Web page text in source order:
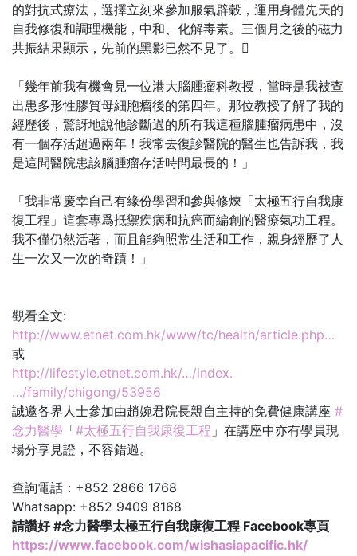
的對抗式療法，選擇立刻來參加服氣辟穀，運用身體先天的
自我修復和調理機能，中和、化解毒素。三個月之後的磁力
共振結果顯示，先前的黑影已然不見了。
「幾年前我有機會見一位港大腦腫瘤科教授，當時是我被查
出患多形性膠質母細胞瘤後的第四年。那位教授了解了我的
經歷後，驚訝地說他診斷過的所有我這種腦腫瘤病患中，沒
有一個存活超過兩年！我常去復診醫院的醫生也告訴我，我
是這間醫院患該腦腫瘤存活時間最長的！」
「我非常慶幸自己有緣份學習和參與修煉「太極五行自我康
復工程」這套專爲抵禦疾病和抗癌而編創的醫療氣功工程。
我不僅仍然活著，而且能夠照常生活和工作，親身經歷了人
生一次又一次的奇蹟！」
觀看全文:
http://www.etnet.com.hk/www/tc/health/article.php…
或
http://lifestyle.etnet.com.hk/…/index.
…/family/chigong/53956
誠邀各界人士參加由趙婉君院長親自主持的免費健康講座 #
念力醫學 「#太極五行自我康復工程 」在講座中亦有學員現
場分享見證，不容錯過。
查詢電話：+852 2866 1768
Whatsapp: +852 9409 8168
請讚好 #念力醫學太極五行自我康復工程 Facebook專頁
https://www.facebook.com/wishasiapacific.hk/